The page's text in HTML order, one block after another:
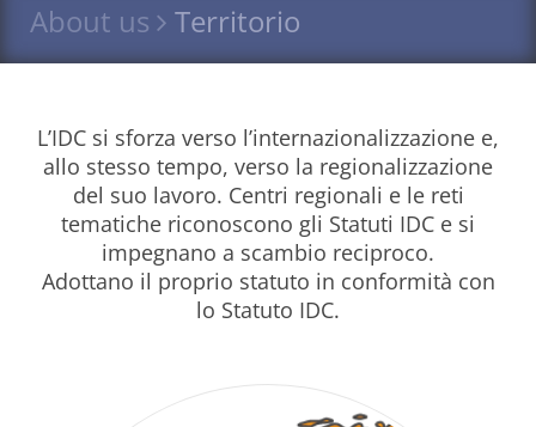
About us Territorio
L’IDC si sforza verso l’internazionalizzazione e,
allo stesso tempo, verso la regionalizzazione
del suo lavoro. Centri regionali e le reti
tematiche riconoscono gli Statuti IDC e si
impegnano a scambio reciproco.
Adottano il proprio statuto in conformità con
lo Statuto IDC.